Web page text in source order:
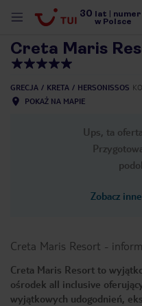
30 lat numer
w Polsce
Creta Maris
GRECJA KRETA HERSONISSOS
POKAŻ NA MAPIE
Ups, ta
Zobacz
Creta Maris Resort -
Creta Maris Resort to
ośrodek all inclusive
wyjątkowych udogodnień,